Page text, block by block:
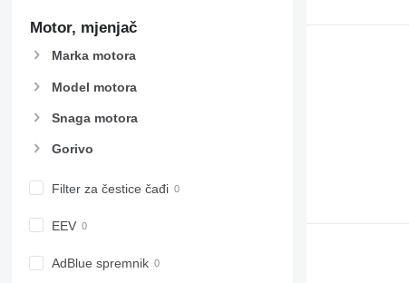
Motor, mjenjač
Marka motora
Model motora
Snaga motora
Gorivo
Filter za čestice čađi
EEV
AdBlue spremnik